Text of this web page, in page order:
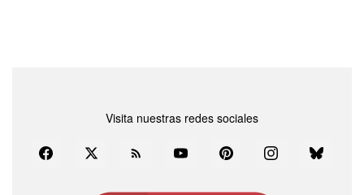
Visita nuestras redes sociales
FacebookTwitter Rss YouTubePinterestInstagramBluesky